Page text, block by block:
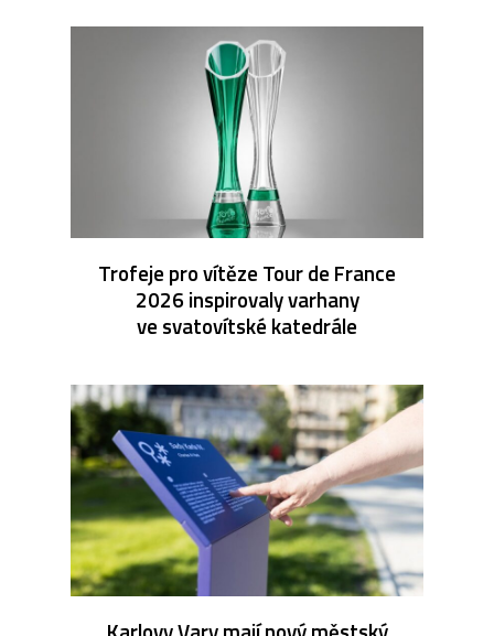
Trofeje pro vítěze Tour de France
2026 inspirovaly varhany
ve svatovítské katedrále